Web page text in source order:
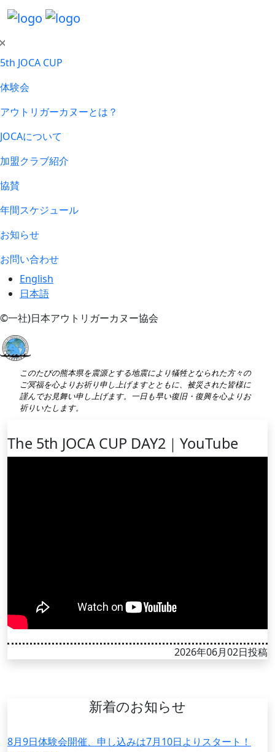
5th JOCA CUP
体験会
アウトリガーカヌーとは？
JOCAについて
加盟クラブ紹介
協賛
年間スケジュール
お知らせ
お問い合わせ
English
日本語
©一社)日本アウトリガーカヌー協会
このたびの熊本県を震源とする地震により犠牲となられた方々の
ご冥福を心よりお祈り申し上げますとともに、被災された皆様に
謹んでお見舞い申し上げます。一日も早い復旧・復興を心よりお
祈りいたします。
The 5th JOCA CUP DAY2｜YouTube
2026年06月02日投稿
新着のお知らせ
8月9日体験会開催、申し込みは7月10日よりスタート！